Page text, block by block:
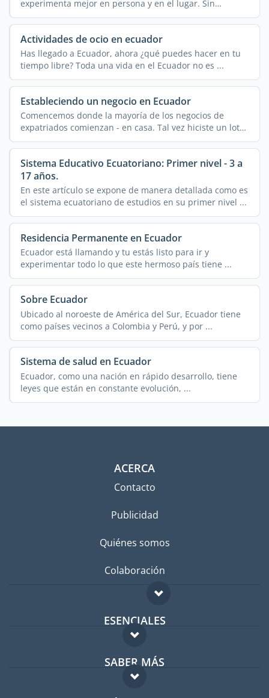
experimenta mejor en persona y en el lugar. Sin
embargo, este ...
Actividades de ocio en ecuador
Has llegado a Ecuador, ahora ¿qué puedes hacer en tu
tiempo libre? Toda una vida en el Ecuador no es ...
Estableciendo un negocio en Ecuador
Comencemos donde la mayoría de los negocios de
expatriados comienzan - en casa. Tal vez hiciste un lote
de ...
Sistema Educativo Ecuatoriano: Primer nivel - 3 a
17 años.
En este artículo se expone de manera detallada como es
el sistema ecuatoriano de estudios en su primer nivel ...
Residencia Permanente en Ecuador
Ecuador está llamando y tu estás listo para ir y
experimentar todo lo que este hermoso país tiene ...
Sobre Ecuador
Ubicado al noroeste de América del Sur, Ecuador tiene
como países vecinos a Colombia y Perú, y por ...
Sistema de salud en Ecuador
Ecuador, como una nación en rápido desarrollo, tiene
leyes que están en constante evolución, ...
ACERCA
Contacto
Publicidad
Quiénes somos
Colaboración
ESENCIALES
Foro para expatriados
Guía para expatriados
Trabajos en el extranjero
SABER MÁS
FAQ